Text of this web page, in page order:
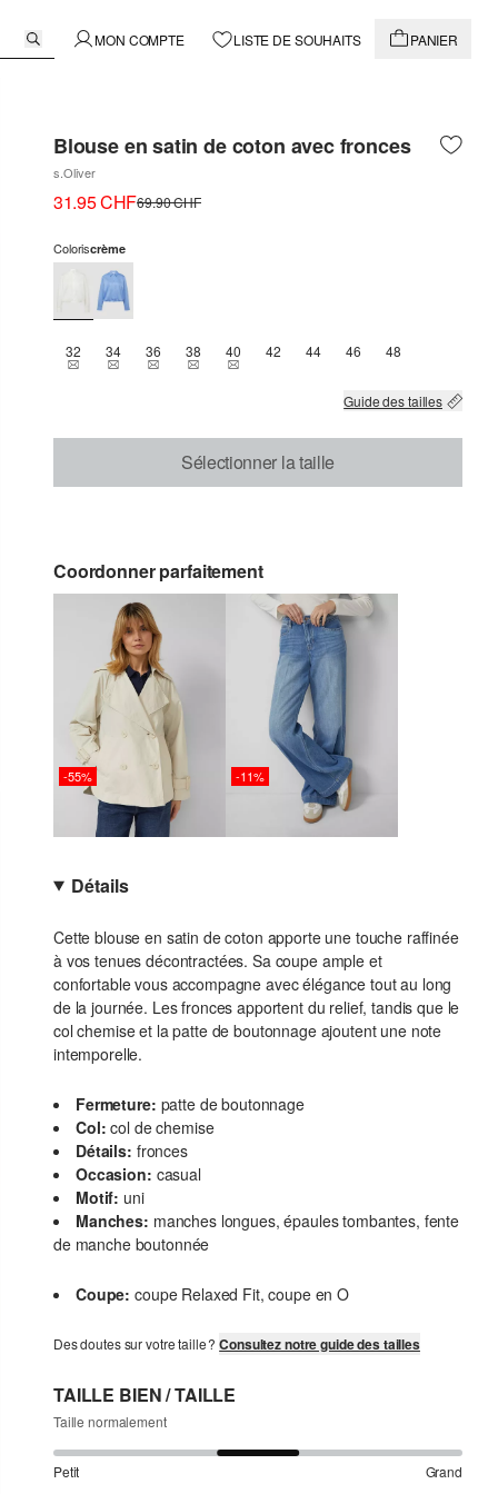
MON COMPTE LISTE DE SOUHAITS PANIER
Blouse en satin de coton avec fronces
s.Oliver
31.95 CHF69.90 CHF
Coloriscrème
32THIS SIZE IS CURRENTLY OUT OF STOCK
34THIS SIZE IS CURRENTLY OUT OF STOCK
36THIS SIZE IS CURRENTLY OUT OF STOCK
38THIS SIZE IS CURRENTLY OUT OF STOCK
40THIS SIZE IS CURRENTLY OUT OF STOCK
42 44 46 48
Guide des tailles
Sélectionner la taille
Coordonner parfaitement
-55% -11%
Détails
Cette blouse en satin de coton apporte une touche raffinée
à vos tenues décontractées. Sa coupe ample et
confortable vous accompagne avec élégance tout au long
de la journée. Les fronces apportent du relief, tandis que le
col chemise et la patte de boutonnage ajoutent une note
intemporelle.
Fermeture: patte de boutonnage
Col: col de chemise
Détails: fronces
Occasion: casual
Motif: uni
Manches: manches longues, épaules tombantes, fente
de manche boutonnée
Coupe: coupe Relaxed Fit, coupe en O
Des doutes sur votre taille ?Consultez notre guide des tailles
TAILLE BIEN / TAILLE
Taille normalement
Petit Grand